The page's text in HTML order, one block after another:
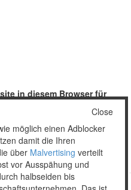
in diesem Browser für
Close
möglich einen Adblocker
damit die Ihren
über Malvertising verteilt
vor Ausspähung und
halbseiden bis